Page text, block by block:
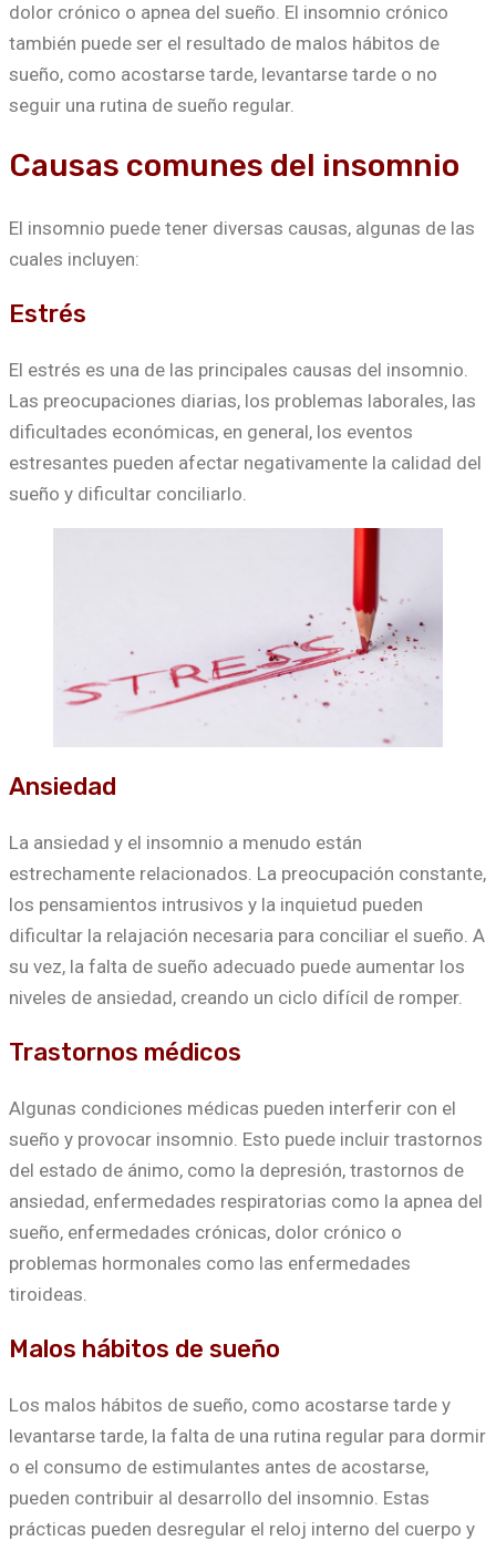
dolor crónico o apnea del sueño. El insomnio crónico
también puede ser el resultado de malos hábitos de
sueño, como acostarse tarde, levantarse tarde o no
seguir una rutina de sueño regular.
Causas comunes del insomnio
El insomnio puede tener diversas causas, algunas de las
cuales incluyen:
Estrés
El estrés es una de las principales causas del insomnio.
Las preocupaciones diarias, los problemas laborales, las
dificultades económicas, en general, los eventos
estresantes pueden afectar negativamente la calidad del
sueño y dificultar conciliarlo.
Ansiedad
La ansiedad y el insomnio a menudo están
estrechamente relacionados. La preocupación constante,
los pensamientos intrusivos y la inquietud pueden
dificultar la relajación necesaria para conciliar el sueño. A
su vez, la falta de sueño adecuado puede aumentar los
niveles de ansiedad, creando un ciclo difícil de romper.
Trastornos médicos
Algunas condiciones médicas pueden interferir con el
sueño y provocar insomnio. Esto puede incluir trastornos
del estado de ánimo, como la depresión, trastornos de
ansiedad, enfermedades respiratorias como la apnea del
sueño, enfermedades crónicas, dolor crónico o
problemas hormonales como las enfermedades
tiroideas.
Malos hábitos de sueño
Los malos hábitos de sueño, como acostarse tarde y
levantarse tarde, la falta de una rutina regular para dormir
o el consumo de estimulantes antes de acostarse,
pueden contribuir al desarrollo del insomnio. Estas
prácticas pueden desregular el reloj interno del cuerpo y